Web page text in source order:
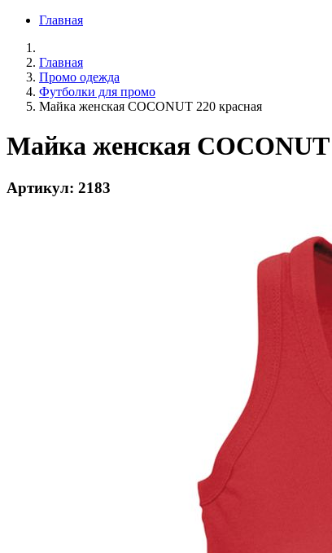
Главная
Главная
Промо одежда
Футболки для промо
Майка женская COCONUT 220 красная
Майка женская COCONUT
Артикул: 2183